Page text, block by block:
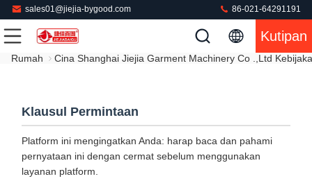
sales01@jiejia-bygood.com 86-021-64291191
Kutipan
Rumah Cina Shanghai Jiejia Garment Machinery Co .,ltd
Klausul Permintaan
Platform ini mengingatkan Anda: harap baca dan pahami
pernyataan ini dengan cermat sebelum menggunakan
layanan platform.